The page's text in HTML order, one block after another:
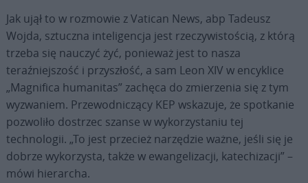
Jak ujął to w rozmowie z Vatican News, abp Tadeusz
Wojda, sztuczna inteligencja jest rzeczywistością, z którą
trzeba się nauczyć żyć, ponieważ jest to nasza
teraźniejszość i przyszłość, a sam Leon XIV w encyklice
„Magnifica humanitas” zachęca do zmierzenia się z tym
wyzwaniem. Przewodniczący KEP wskazuje, że spotkanie
pozwoliło dostrzec szanse w wykorzystaniu tej
technologii. „To jest przecież narzędzie ważne, jeśli się je
dobrze wykorzysta, także w ewangelizacji, katechizacji” –
mówi hierarcha.